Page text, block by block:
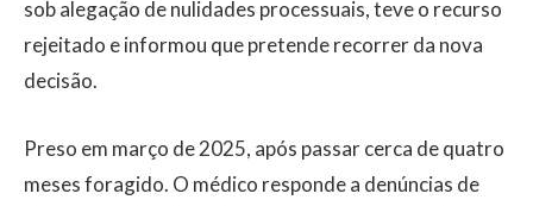
sob alegação de nulidades processuais, teve o recurso
rejeitado e informou que pretende recorrer da nova
decisão.
Preso em março de 2025, após passar cerca de quatro
meses foragido. O médico responde a denúncias de